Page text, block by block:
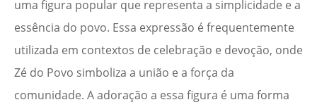
uma figura popular que representa a simplicidade e a
essência do povo. Essa expressão é frequentemente
utilizada em contextos de celebração e devoção, onde
Zé do Povo simboliza a união e a força da
comunidade. A adoração a essa figura é uma forma